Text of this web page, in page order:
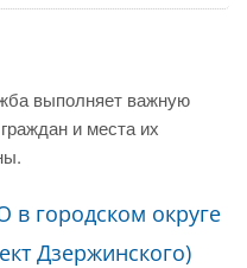
выполняет важную
и места их
городском округе
Дзержинского)